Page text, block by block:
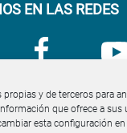
y de terceros para
que ofrece a sus
esta configuración en
EN LAS REDES